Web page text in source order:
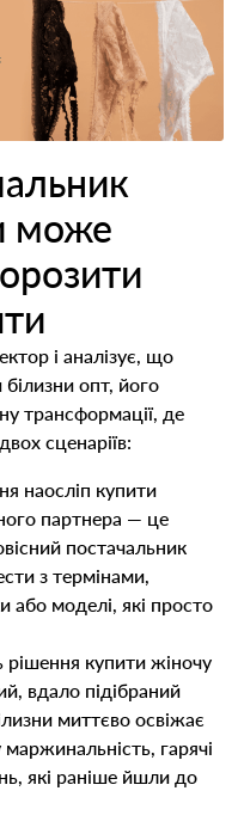
може
і аналізує, що
опт, його
трансформації, де
сценаріїв:
наосліп купити
партнера — це
постачальник
з термінами,
або моделі, які просто
рішення купити жіночу
вдало підібраний
миттєво освіжає
гарячі
які раніше йшли до